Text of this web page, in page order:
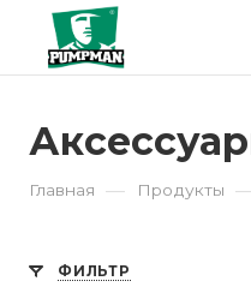
Главная — Продукты
ФИЛЬТР